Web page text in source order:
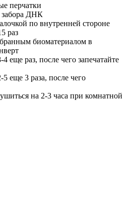
перчатки
забора ДНК
по внутренней стороне
раз
биоматериалом в
еще раз, после чего запечатайте
еще 3 раза, после чего
на 2-3 часа при комнатной